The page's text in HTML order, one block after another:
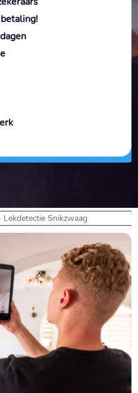
Lekdetectie Snikzwaag